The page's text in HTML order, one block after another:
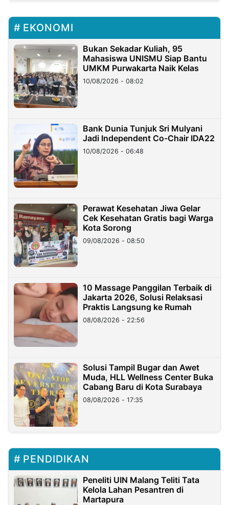
EKONOMI
Bukan Sekadar Kuliah, 95
Mahasiswa UNISMU Siap Bantu
UMKM Purwakarta Naik Kelas
10/08/2026 - 08:02
Bank Dunia Tunjuk Sri Mulyani
Jadi Independent Co-Chair IDA22
10/08/2026 - 06:48
Perawat Kesehatan Jiwa Gelar
Cek Kesehatan Gratis bagi Warga
Kota Sorong
09/08/2026 - 08:50
10 Massage Panggilan Terbaik di
Jakarta 2026, Solusi Relaksasi
Praktis Langsung ke Rumah
08/08/2026 - 22:56
Solusi Tampil Bugar dan Awet
Muda, HLL Wellness Center Buka
Cabang Baru di Kota Surabaya
08/08/2026 - 17:35
PENDIDIKAN
Peneliti UIN Malang Teliti Tata
Kelola Lahan Pesantren di
Martapura